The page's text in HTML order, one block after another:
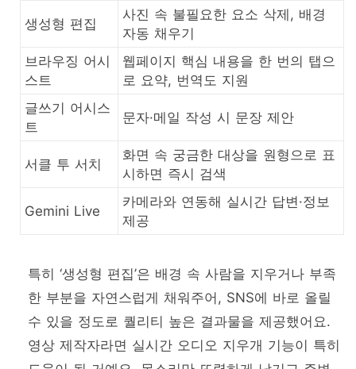
생성형 편집
사진 속 불필요한 요소 삭제, 배경
자동 채우기
브라우징 어시
스트
웹페이지 핵심 내용을 한 번의 탭으
로 요약, 번역도 지원
글쓰기 어시스
트
문자·메일 작성 시 문장 제안
서클 투 서치
화면 속 궁금한 대상을 원형으로 표
시하면 즉시 검색
Gemini Live
카메라와 연동해 실시간 답변·정보
제공
특히 ‘생성형 편집’은 배경 속 사람을 지우거나 부족
한 부분을 자연스럽게 채워주어, SNS에 바로 올릴
수 있을 정도로 퀄리티 높은 결과물을 제공했어요.
영상 제작자라면 실시간 오디오 지우개 기능이 특히